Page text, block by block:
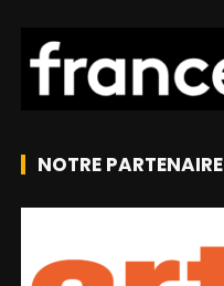
NOTRE PARTENAIRE